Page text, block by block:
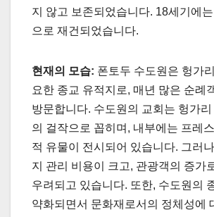
지 않고 보존되었습니다. 18세기에
으로 재건되었습니다.
현재의 모습: 폰토두 수도원은 헝가
요한 종교 유적지로, 매년 많은 순례
방문합니다. 수도원의 교회는 헝가
의 걸작으로 꼽히며, 내부에는 프레
적 유물이 전시되어 있습니다. 그러
지 관리 비용이 크고, 관광객의 증가
우려되고 있습니다. 또한, 수도원의
약화되면서 문화재로서의 정체성에